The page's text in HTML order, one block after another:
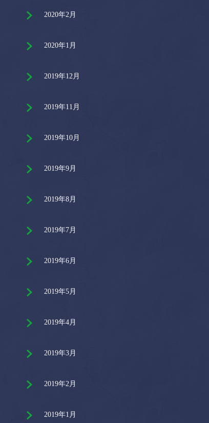
2020年2月
2020年1月
2019年12月
2019年11月
2019年10月
2019年9月
2019年8月
2019年7月
2019年6月
2019年5月
2019年4月
2019年3月
2019年2月
2019年1月